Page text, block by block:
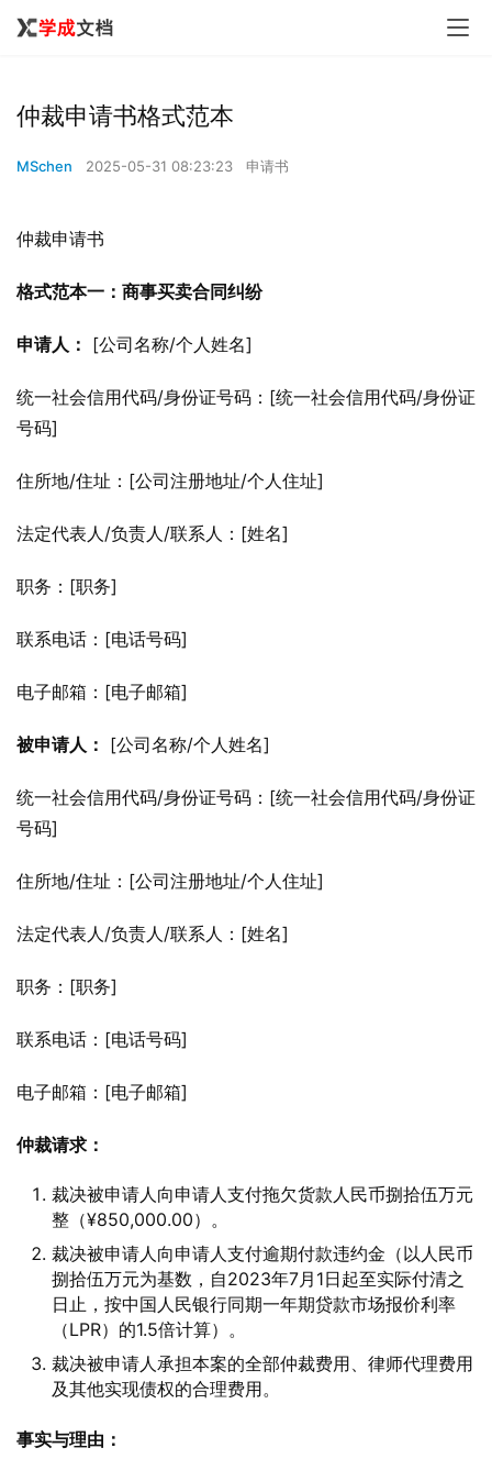
仲裁申请书格式范本
MSchen 2025-05-31 08:23:23 申请书
仲裁申请书
格式范本一：商事买卖合同纠纷
申请人： [公司名称/个人姓名]
统一社会信用代码/身份证号码：[统一社会信用代码/身份证
号码]
住所地/住址：[公司注册地址/个人住址]
法定代表人/负责人/联系人：[姓名]
职务：[职务]
联系电话：[电话号码]
电子邮箱：[电子邮箱]
被申请人： [公司名称/个人姓名]
统一社会信用代码/身份证号码：[统一社会信用代码/身份证
号码]
住所地/住址：[公司注册地址/个人住址]
法定代表人/负责人/联系人：[姓名]
职务：[职务]
联系电话：[电话号码]
电子邮箱：[电子邮箱]
仲裁请求：
裁决被申请人向申请人支付拖欠货款人民币捌拾伍万元
整（¥850,000.00）。
裁决被申请人向申请人支付逾期付款违约金（以人民币
捌拾伍万元为基数，自2023年7月1日起至实际付清之
日止，按中国人民银行同期一年期贷款市场报价利率
（LPR）的1.5倍计算）。
裁决被申请人承担本案的全部仲裁费用、律师代理费用
及其他实现债权的合理费用。
事实与理由：